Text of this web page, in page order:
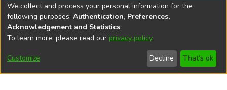
REPOSITÓRIO DO
We collect and process your personal information for the
following purposes: Authentication, Preferences,
Acknowledgement and Statistics.
To learn more, please read our privacy policy.
Customize Decline That's ok